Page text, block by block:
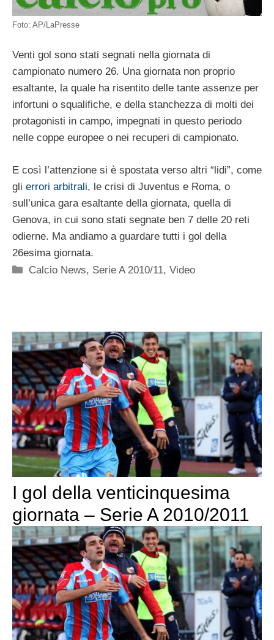
Foto: AP/LaPresse
Venti gol sono stati segnati nella giornata di
campionato numero 26. Una giornata non proprio
esaltante, la quale ha risentito delle tante assenze per
infortuni o squalifiche, e della stanchezza di molti dei
protagonisti in campo, impegnati in questo periodo
nelle coppe europee o nei recuperi di campionato.
E così l’attenzione si è spostata verso altri “lidi”, come
gli errori arbitrali, le crisi di Juventus e Roma, o
sull’unica gara esaltante della giornata, quella di
Genova, in cui sono stati segnate ben 7 delle 20 reti
odierne. Ma andiamo a guardare tutti i gol della
26esima giornata.
Categorie
Calcio News, Serie A 2010/11,Video
I gol della venticinquesima
giornata – Serie A 2010/2011